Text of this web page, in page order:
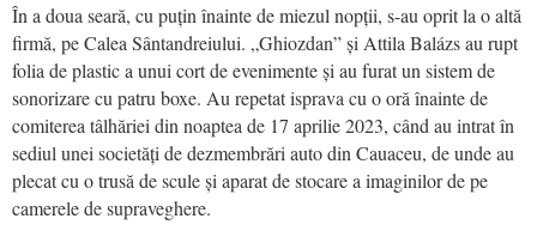
În a doua seară, cu puțin înainte de miezul nopții, s-au oprit la o altă
firmă, pe Calea Sântandreiului. „Ghiozdan” și Attila Balázs au rupt
folia de plastic a unui cort de evenimente și au furat un sistem de
sonorizare cu patru boxe. Au repetat isprava cu o oră înainte de
comiterea tâlhăriei din noaptea de 17 aprilie 2023, când au intrat în
sediul unei societăți de dezmembrări auto din Cauaceu, de unde au
plecat cu o trusă de scule și aparat de stocare a imaginilor de pe
camerele de supraveghere.